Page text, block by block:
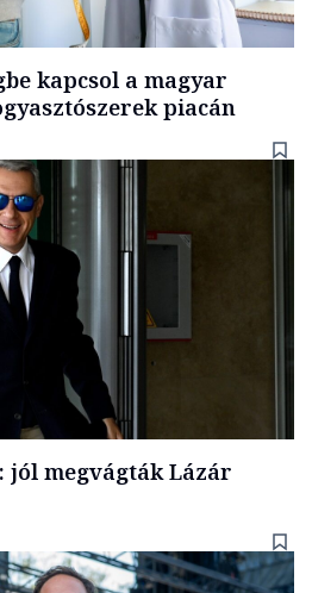
kapcsol a magyar
piacán
jól megvágták Lázár